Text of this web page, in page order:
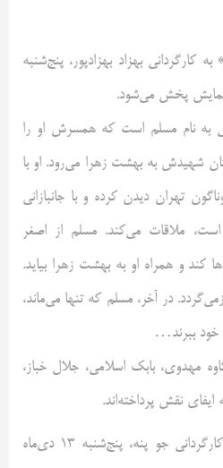
کارگردانی بهزاد بهزادپور، پنج‌شنبه
به نام مسلم است که همسرش او را
شهیدش به بهشت زهرا می‌رود. او با
تهران دیدن کرده و با جانبازانی
ملاقات می‌کند. مسلم از اصغر
کند و همراه او به بهشت زهرا بیاید.
در آخر، مسلم که تنها می‌ماند،
خود ببرند…
مهدوی، بابک اسلامی، جلال خباز،
نقش پرداخته‌اند.
فیلم سینمایی «شمالگان» به کارگردانی جو پنه، پنج‌شنبه 13 دی‌ماه